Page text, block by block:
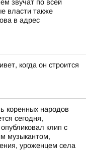
звучат по всей
власти также
в адрес
когда он строится
коренных народов
сегодня,
клип с
музыкантом,
уроженцем села